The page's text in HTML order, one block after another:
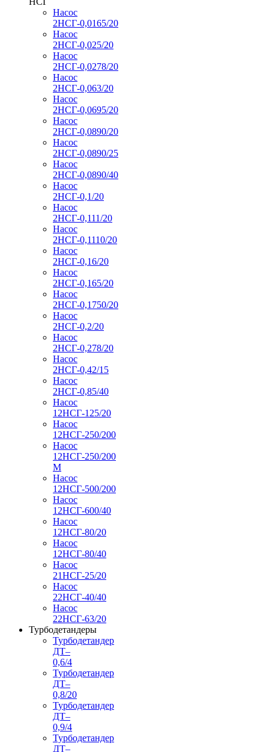
Насос
2НСГ-0,0165/20
Насос
2НСГ-0,025/20
Насос
2НСГ-0,0278/20
Насос
2НСГ-0,063/20
Насос
2НСГ-0,0695/20
Насос
2НСГ-0,0890/20
Насос
2НСГ-0,0890/25
Насос
2НСГ-0,0890/40
Насос
2НСГ-0,1/20
Насос
2НСГ-0,111/20
Насос
2НСГ-0,1110/20
Насос
2НСГ-0,16/20
Насос
2НСГ-0,165/20
Насос
2НСГ-0,1750/20
Насос
2НСГ-0,2/20
Насос
2НСГ-0,278/20
Насос
2НСГ-0,42/15
Насос
2НСГ-0,85/40
Насос
12НСГ-125/20
Насос
12НСГ-250/200
Насос
12НСГ-250/200
М
Насос
12НСГ-500/200
Насос
12НСГ-600/40
Насос
12НСГ-80/20
Насос
12НСГ-80/40
Насос
21НСГ-25/20
Насос
22НСГ-40/40
Насос
22НСГ-63/20
Турбодетандеры
Турбодетандер
ДТ–
0,6/4
Турбодетандер
ДТ–
0,8/20
Турбодетандер
ДТ–
0,9/4
Турбодетандер
ДТ–